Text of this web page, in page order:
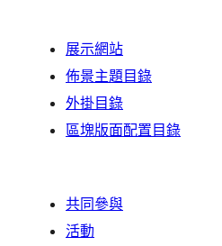
展示網站
佈景主題目錄
外掛目錄
區塊版面配置目錄
共同參與
活動